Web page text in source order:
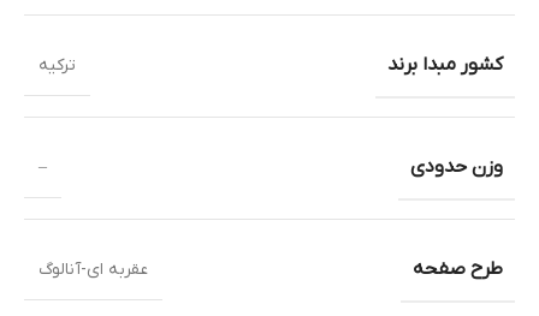
کشور مبدا برند ترکیه
وزن حدودی –
طرح صفحه عقربه ای-آنالوگ